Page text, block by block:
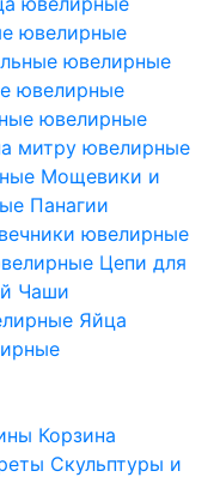
ювелирные
ювелирные
ювелирные
ювелирные
митру ювелирные
Мощевики и
Панагии
ювелирные
Цепи для
Чаши
Яйца
Корзина
Скульптуры и